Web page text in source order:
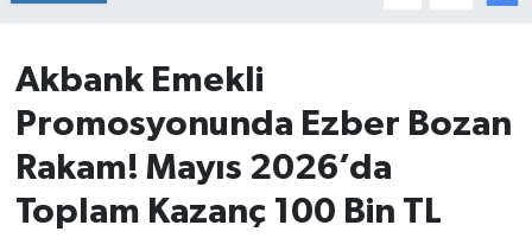
Akbank Emekli
Promosyonunda Ezber Bozan
Rakam! Mayıs 2026’da
Toplam Kazanç 100 Bin TL
KENT GÜNDEMİ